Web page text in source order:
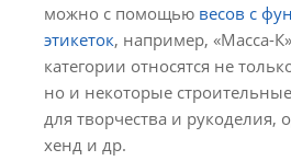
можно с помощью весов с
этикеток, например, «Масса-
категории относятся не
но и некоторые
для творчества и рукоделия,
хенд и др.